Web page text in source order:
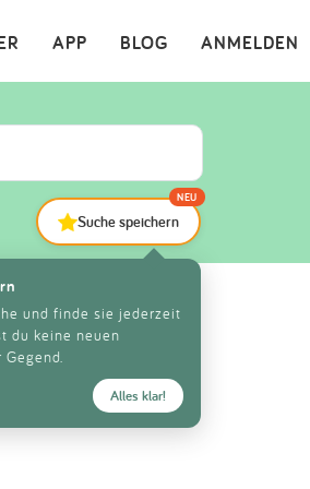
ANMELDEN
BLOG
APP ×
Suche speichern
NEU
und finde sie jederzeit
du keine neuen
Alles klar!